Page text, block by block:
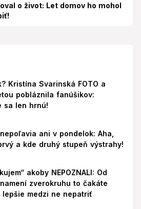
o život: Let domov ho mohol
Kristína Svarinská FOTO a
pobláznila fanúšikov:
sa len hrnú!
ani v pondelok: Aha,
a kde druhý stupeň výstrahy!
akoby NEPOZNALI: Od
zverokruhu to čakáte
lepšie medzi ne nepatriť